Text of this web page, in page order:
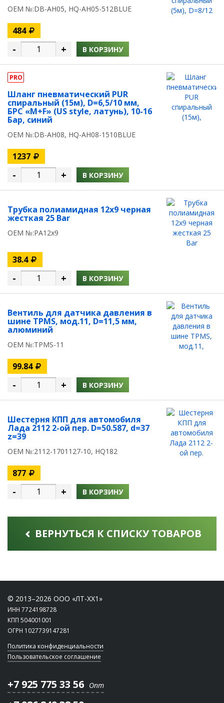
OEM №:DB-AH05, HQ-AH05-512BLUE
484
- + В КОРЗИНУ
PRO
Шланг пневматический PUR
спиральный (15м), D=6,5/10 мм,
БРС «M+F» (US style, латунь), 10-16
Бар, синий
OEM №:DB-AH08, HQ-AH08-1510BLUE
1237
- + В КОРЗИНУ
Трубка полиамидная 12x9 черная
жесткая 25 Вar
OEM №:PA12x9
38.4
- + В КОРЗИНУ
Вентиль для датчика давления в
шине TPMS, мод.11, D=11,5 мм,
алюминий
OEM №:TPMS-11
99.84
- + В КОРЗИНУ
Шестерня КПП для автомобиля
Лада 2112 2-ой пер. D=50.587, d=37
z=39
OEM №:2112-1701127-10, HQ182
877
- + В КОРЗИНУ
ВЕРНУТЬСЯ К СПИСКУ ТОВАРОВ
© 2013–2026 ООО «ЛТ-ХХ1»
ИНН 7724198728
КПП 504001001
ОГРН 1027739147281
Политика конфиденциальности
Пользовательское соглашение
+7 925 775 33 56 Опт